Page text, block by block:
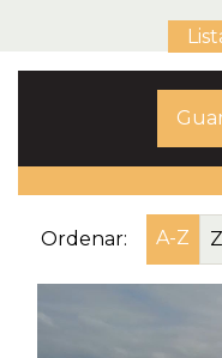
Ordenar: A-Z